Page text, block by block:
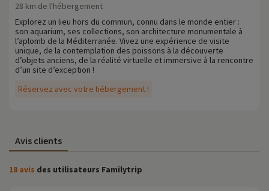
Réservez avec votre hébergement !
28 km de l'hébergement
Explorez un lieu hors du commun, connu dans le monde entier :
son aquarium, ses collections, son architecture monumentale à
l’aplomb de la Méditerranée. Vivez une expérience de visite
unique, de la contemplation des poissons à la découverte
d’objets anciens, de la réalité virtuelle et immersive à la rencontre
d’un site d’exception !
Avis clients
18 avis des utilisateurs Familytrip